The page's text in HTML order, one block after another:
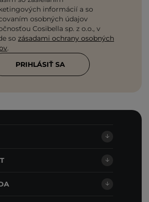
informácií a so
osobných údajov
Cosibella sp. z o.o., v
so zásadami ochrany osobných
.
PRIHLÁSIŤ SA